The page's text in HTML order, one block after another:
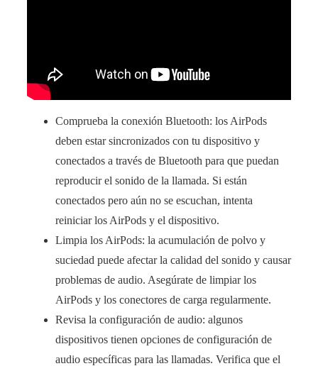
Comprueba la conexión Bluetooth: los AirPods
deben estar sincronizados con tu dispositivo y
conectados a través de Bluetooth para que puedan
reproducir el sonido de la llamada. Si están
conectados pero aún no se escuchan, intenta
reiniciar los AirPods y el dispositivo.
Limpia los AirPods: la acumulación de polvo y
suciedad puede afectar la calidad del sonido y causar
problemas de audio. Asegúrate de limpiar los
AirPods y los conectores de carga regularmente.
Revisa la configuración de audio: algunos
dispositivos tienen opciones de configuración de
audio específicas para las llamadas. Verifica que el